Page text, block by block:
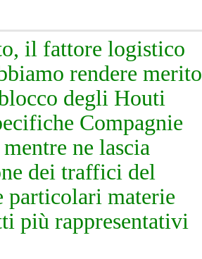
il fattore logistico
rendere merito
degli Houti
Compagnie
ne lascia
dei traffici del
particolari materie
più rappresentativi